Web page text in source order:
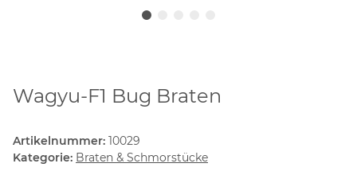
Wagyu-F1 Bug Braten
Artikelnummer: 10029
Kategorie: Braten & Schmorstücke